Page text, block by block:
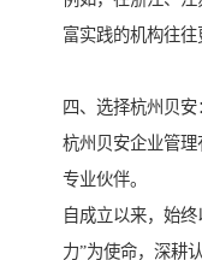
富实践的机构往往
四、选择杭州贝
杭州贝安企业管
专业伙伴。
自成立以来，始
力”为使命，深耕